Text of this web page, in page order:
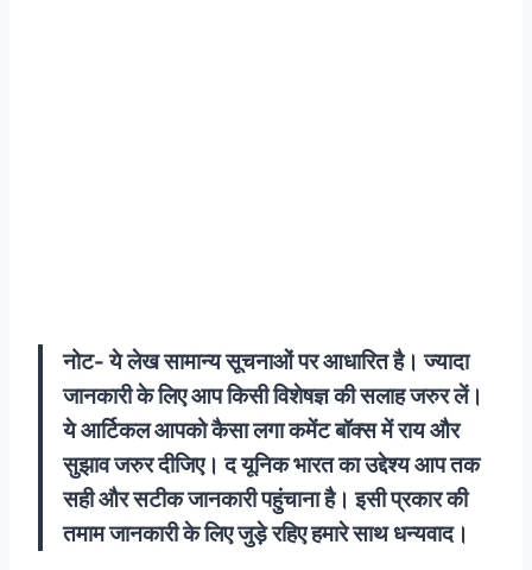
नोट- ये लेख सामान्य सूचनाओं पर आधारित है। ज्यादा
जानकारी के लिए आप किसी विशेषज्ञ की सलाह जरुर लें।
ये आर्टिकल आपको कैसा लगा कमेंट बॉक्स में राय और
सुझाव जरुर दीजिए। द यूनिक भारत का उद्देश्य आप तक
सही और सटीक जानकारी पहुंचाना है। इसी प्रकार की
तमाम जानकारी के लिए जुड़े रहिए हमारे साथ धन्यवाद।